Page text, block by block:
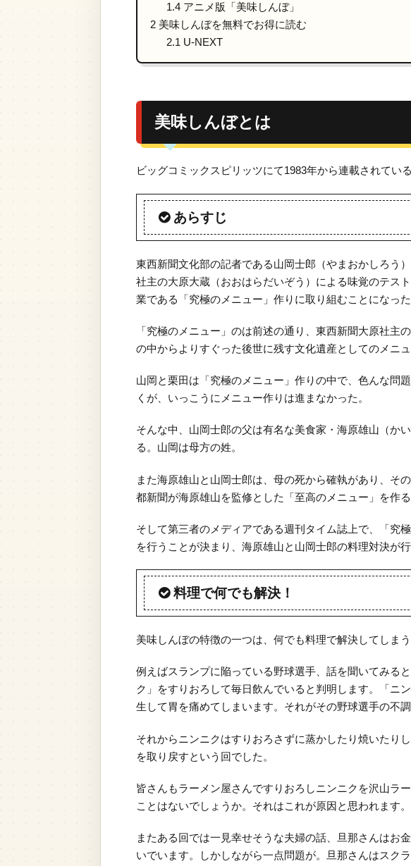
1.4アニメ版「美味しんぼ」
2 美味しんぼを無料でお得に読む
2.1 U-NEXT
美味しんぼとは
ビッグコミックスピリッツにて1983年から連載されてい
あらすじ
東西新聞文化部の記者である山岡士郎（やまおかしろう
社主の大原大蔵（おおはらだいぞう）による味覚のテス
業である「究極のメニュー」作りに取り組むことになった
「究極のメニュー」のは前述の通り、東西新聞大原社主
の中からよりすぐった後世に残す文化遺産としてのメニ
山岡と栗田は「究極のメニュー」作りの中で、色んな問
くが、いっこうにメニュー作りは進まなかった。
そんな中、山岡士郎の父は有名な美食家・海原雄山（か
る。山岡は母方の姓。
また海原雄山と山岡士郎は、母の死から確執があり、そ
都新聞が海原雄山を監修とした「至高のメニュー」を作る
そして第三者のメディアである週刊タイム誌上で、「究
を行うことが決まり、海原雄山と山岡士郎の料理対決が行
料理で何でも解決！
美味しんぼの特徴の一つは、何でも料理で解決してしま
例えばスランプに陥っている野球選手、話を聞いてみる
ク」をすりおろして毎日飲んでいると判明します。「ニ
生して胃を痛めてしまいます。それがその野球選手の不調
それからニンニクはすりおろさずに蒸かしたり焼いたり
を取り戻すという回でした。
皆さんもラーメン屋さんですりおろしニンニクを沢山ラ
ことはないでしょうか。それはこれが原因と思われます
またある回では一見幸せそうな夫婦の話、旦那さんはお
いでいます。しかしながら一点問題が。旦那さんはスク